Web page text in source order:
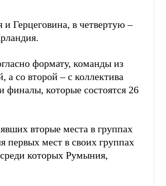
Герцеговина, в четвертую –
формату, команды из
а со второй – с коллектива
которые состоятся 26
вторые места в группах
первых мест в своих группах
которых Румыния,